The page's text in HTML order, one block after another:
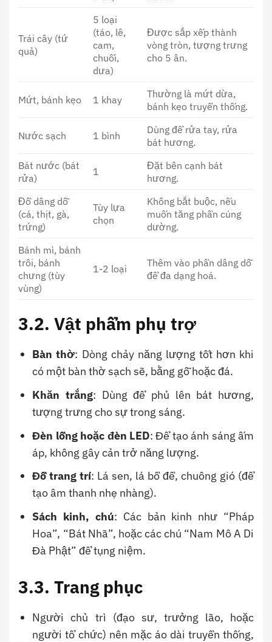
Trái cây (tứ
quả)
5 loại
(táo, lê,
cam,
chuối,
dưa)
Được sắp xếp thành
vòng tròn, tượng trưng
cho 5 ân.
Mứt, bánh kẹo 1 khay
Thường là mứt dừa,
bánh kẹo truyền thống.
Nước sạch 1 bình
Dùng để rửa tay, rửa
bát hương.
Bát nước (bát
rửa)
1
Đặt bên cạnh bát
hương.
Đồ dâng dỗ
(cá, thịt, gà,
trứng)
Tùy lựa
chọn
Không bắt buộc, nếu
muốn tăng phần cúng
dường.
Bánh mì, bánh
trôi, bánh
chưng (tùy
vùng)
1-2 loại
Thêm vào phần dâng dỗ
để đa dạng hoá.
3.2. Vật phẩm phụ trợ
Bàn thờ: Dòng chảy năng lượng tốt hơn khi
có một bàn thờ sạch sẽ, bằng gỗ hoặc đá.
Khăn trắng: Dùng để phủ lên bát hương,
tượng trưng cho sự trong sáng.
Đèn lồng hoặc đèn LED: Để tạo ánh sáng ấm
áp, không gây cản trở năng lượng.
Đồ trang trí: Lá sen, lá bồ đề, chuông gió (để
tạo âm thanh nhẹ nhàng).
Sách kinh, chú: Các bản kinh như “Pháp
Hoa”, “Bát Nhã”, hoặc các chú “Nam Mô A Di
Đà Phật” để tụng niệm.
3.3. Trang phục
Người chủ trì (đạo sư, trưởng lão, hoặc
người tổ chức) nên mặc áo dài truyền thống,